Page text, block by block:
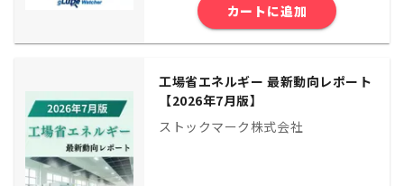
カートに追加
工場省エネルギー 最新動向レポート
【2026年7月版】
ストックマーク株式会社